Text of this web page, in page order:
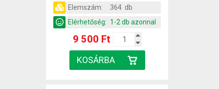
Elemszám:
364 db
Elérhetőség: 1-2 db azonnal
9 500 Ft